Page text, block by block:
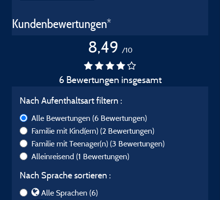
Kundenbewertungen*
8,49 /10
6 Bewertungen insgesamt
Nach Aufenthaltsart filtern :
Alle Bewertungen (6 Bewertungen)
Familie mit Kind(ern) (2 Bewertungen)
Familie mit Teenager(n) (3 Bewertungen)
Alleinreisend (1 Bewertungen)
Nach Sprache sortieren :
Alle Sprachen (6)